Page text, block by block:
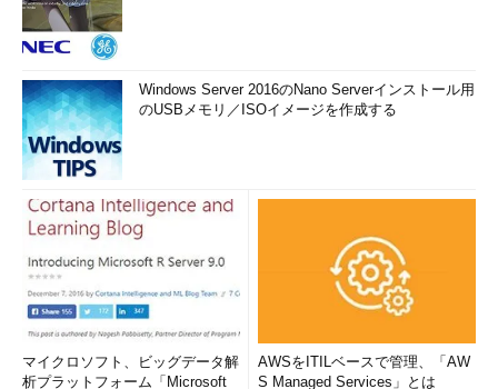
Windows Server 2016のNano Serverインストール用
のUSBメモリ／ISOイメージを作成する
マイクロソフト、ビッグデータ解
析プラットフォーム「Microsoft
AWSをITILベースで管理、「AW
S Managed Services」とは